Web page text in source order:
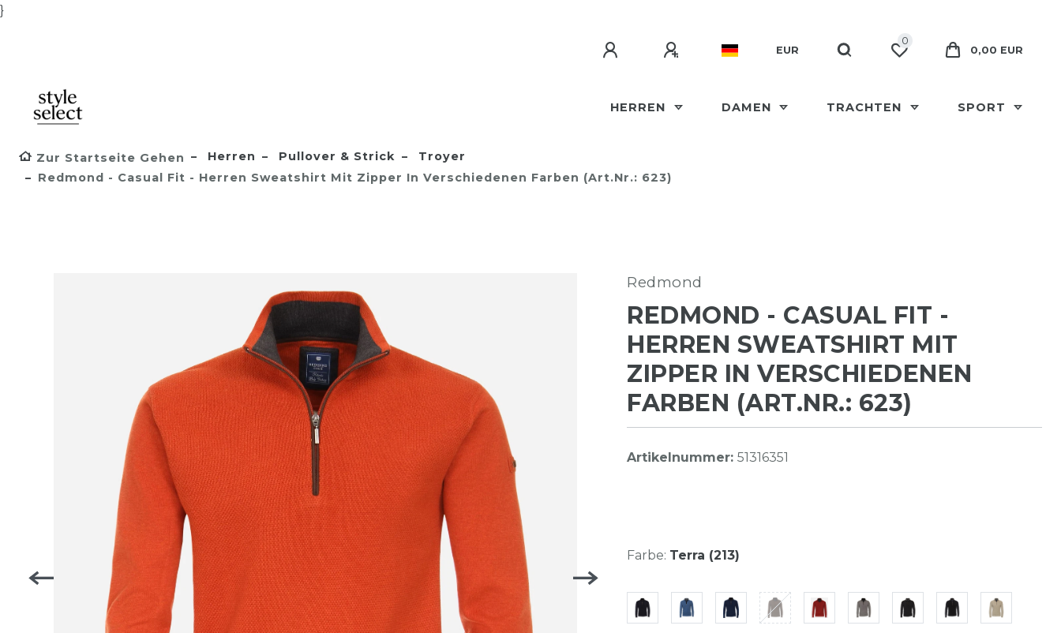
}
EUR
0
0,00 EUR
HERREN DAMEN TRACHTEN SPORT
Zur Startseite Gehen Herren Pullover & Strick
Troyer
Redmond - Casual Fit - Herren Sweatshirt Mit Zipper In Verschiedenen Farben (Art.Nr.: 623)
Redmond
REDMOND - CASUAL FIT -
HERREN SWEATSHIRT MIT
ZIPPER IN VERSCHIEDENEN
FARBEN (ART.NR.: 623)
Artikelnummer: 51316351
Farbe: Terra (213)